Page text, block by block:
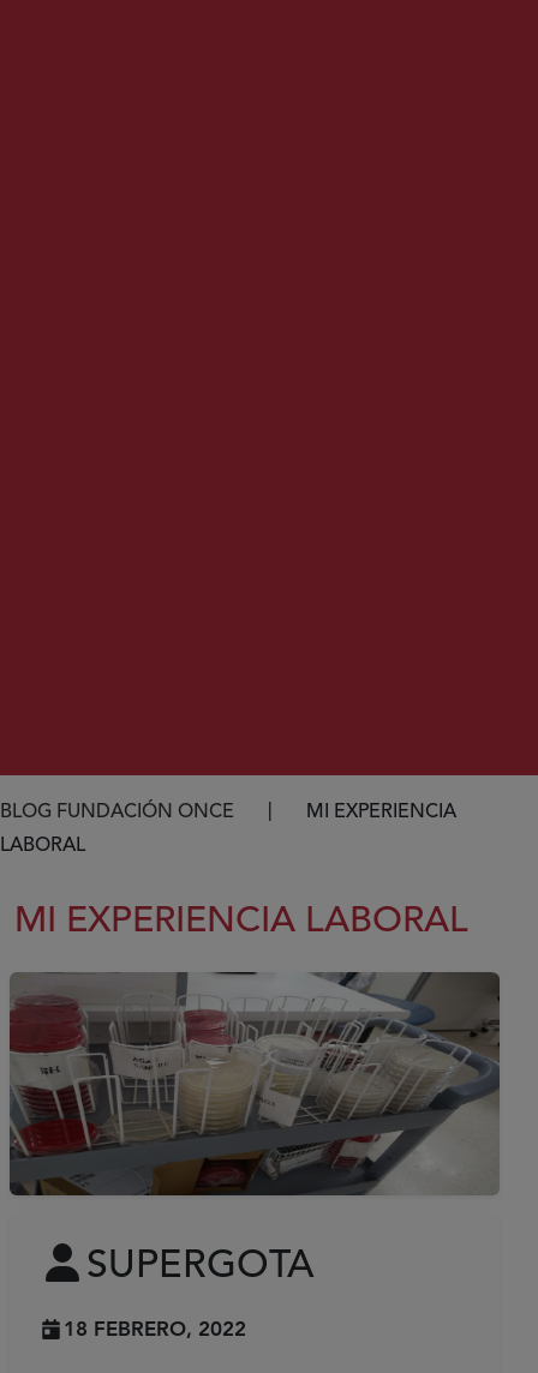
Ruta de navegación
BLOG FUNDACIÓN ONCE
MI EXPERIENCIA
LABORAL
MI EXPERIENCIA LABORAL
SUPERGOTA
18 FEBRERO, 2022